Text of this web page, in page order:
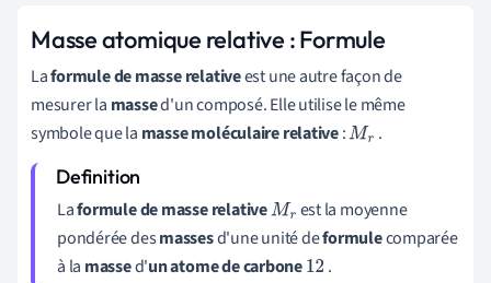
Masse atomique relative : Formule
Laformule de masse relativeest une autre façon de
mesurer la massed'un composé. Elle utilise le même
symbole que la masse moléculaire relative:Mr .
Laformule de masse relativeMr est la moyenne
pondérée desmassesd'une unité deformulecomparée
à la massed'un atome decarbone12 .